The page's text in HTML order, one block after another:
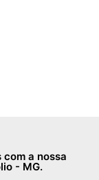
com a nossa
- MG.